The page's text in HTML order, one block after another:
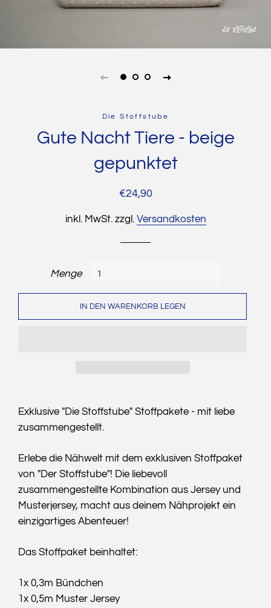
Die Stoffstube
Gute Nacht Tiere - beige
gepunktet
Normaler
Sonderpreis
€24,90
inkl. MwSt. zzgl. Versandkosten
Menge
IN DEN WARENKORB LEGEN
Exklusive "Die Stoffstube" Stoffpakete - mit liebe
zusammengestellt.
Erlebe die Nähwelt mit dem exklusiven Stoffpaket
von "Der Stoffstube"! Die liebevoll
zusammengestellte Kombination aus Jersey und
Musterjersey, macht aus deinem Nähprojekt ein
einzigartiges Abenteuer!
Das Stoffpaket beinhaltet:
1x 0,3m Bündchen
1x 0,5m Muster Jersey